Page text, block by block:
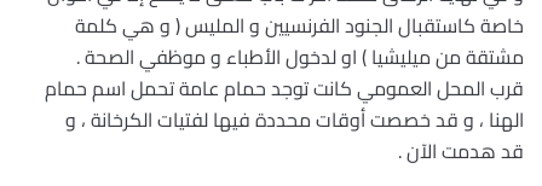
خاصة كاستقبال الجنود الفرنسيين و المليس ( و هي كلمة
مشتقة من ميليشيا ) او لدخول الأطباء و موظفي الصحة .
قرب المحل العمومي كانت توجد حمام عامة تحمل اسم حمام
الهنا ، و قد خصصت أوقات محددة فيها لفتيات الكرخانة ، و
قد هدمت الآن .